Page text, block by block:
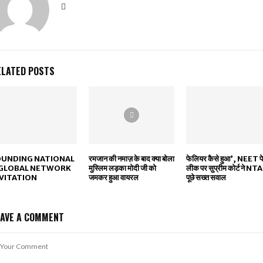
POSTS
NATIONAL
NETWORK
रमजान की नमाज़ के बाद क्या बोला
मुस्लिम लड़का मोदी जी को
जमकर हुआ वायरल
फेलियर कैसे हुआ’, NEET
लीक पर सुप्रीम कोर्ट ने
पूछे सख्त सवाल
A COMMENT